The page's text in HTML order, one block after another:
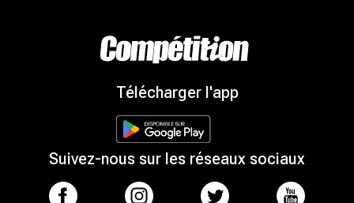
Télécharger l'app
Suivez-nous sur les réseaux sociaux